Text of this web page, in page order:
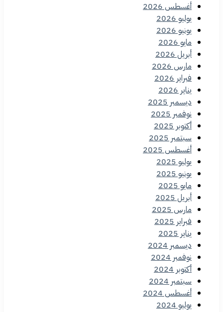
أغسطس 2026
يوليو 2026
يونيو 2026
مايو 2026
أبريل 2026
مارس 2026
فبراير 2026
يناير 2026
ديسمبر 2025
نوفمبر 2025
أكتوبر 2025
سبتمبر 2025
أغسطس 2025
يوليو 2025
يونيو 2025
مايو 2025
أبريل 2025
مارس 2025
فبراير 2025
يناير 2025
ديسمبر 2024
نوفمبر 2024
أكتوبر 2024
سبتمبر 2024
أغسطس 2024
يوليو 2024